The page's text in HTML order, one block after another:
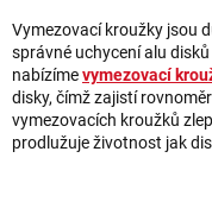
Vymezovací kroužky jsou
správné uchycení alu
nabízímevymezovací
disky, čímž zajistí
vymezovacích kroužků
prodlužuje životnost jak